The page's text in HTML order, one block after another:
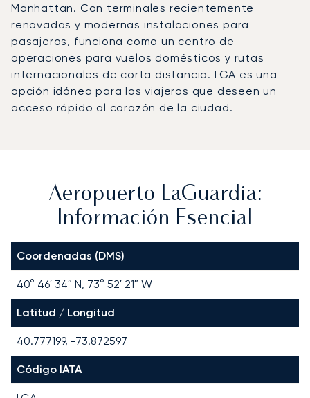
Manhattan. Con terminales recientemente
renovadas y modernas instalaciones para
pasajeros, funciona como un centro de
operaciones para vuelos domésticos y rutas
internacionales de corta distancia. LGA es una
opción idónea para los viajeros que deseen un
acceso rápido al corazón de la ciudad.
Aeropuerto LaGuardia:
Información Esencial
Coordenadas (DMS)
40° 46′ 34″ N, 73° 52′ 21″ W
Latitud / Longitud
40.777199, -73.872597
Código IATA